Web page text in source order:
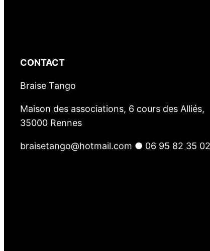
CONTACT
Braise Tango
Maison des associations, 6 cours des Alliés,
35000 Rennes
braisetango@hotmail.com ● 06 95 82 35 02